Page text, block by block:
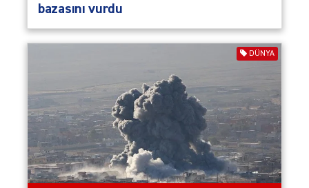
bazasını vurdu
DÜNYA